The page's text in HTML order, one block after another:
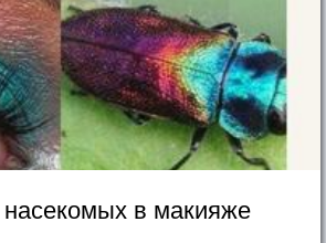
насекомых в макияже